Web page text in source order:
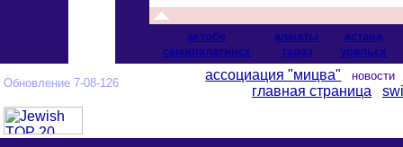
актобе алматы
астана
cемипалатинск
тараз уральск
Обновление 7-08-126
ассоциация "мицва"
главная страница